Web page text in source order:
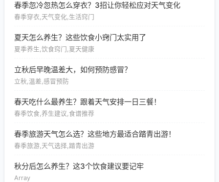
春季忽冷忽热怎么穿衣？3招让你轻松应对天气变化
春季穿衣,天气变化,生活窍门
夏天怎么养生？这些饮食小窍门太实用了
夏季养生,饮食窍门,夏天健康
立秋后早晚温差大，如何预防感冒？
立秋,温差,感冒预防
春天吃什么最养生？跟着天气安排一日三餐！
春季饮食,养生建议,食谱推荐
春季旅游天气怎么选？这些地方最适合踏青出游！
春季旅游,天气选择,踏青出游
秋分后怎么养生？这3个饮食建议要记牢
Array